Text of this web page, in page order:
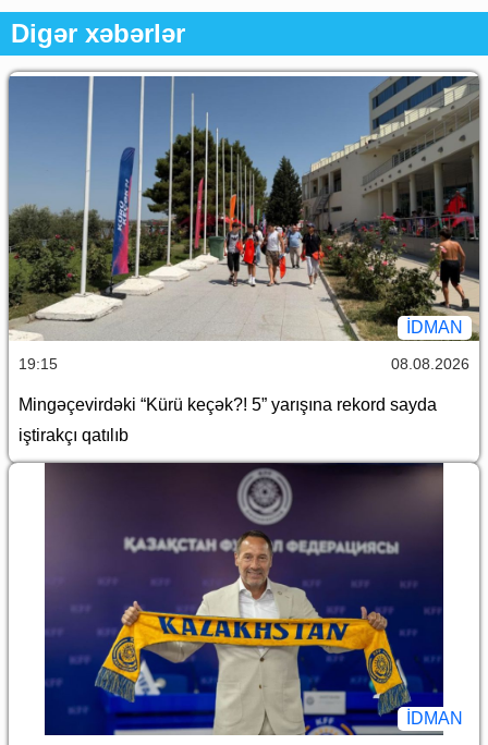
Digər xəbərlər
İDMAN
19:15 08.08.2026
Mingəçevirdəki “Kürü keçək?! 5” yarışına rekord sayda
iştirakçı qatılıb
İDMAN